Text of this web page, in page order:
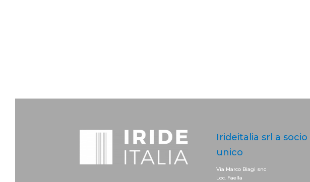
Irideitalia srl a socio
unico
Via Marco Biagi snc
Loc. Faella